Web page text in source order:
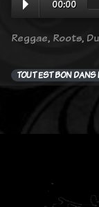
00:00
Reggae, Roots,
TOUT EST BON DANS